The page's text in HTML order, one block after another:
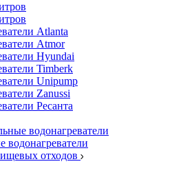
Atlanta
Atmor
Hyundai
Timberk
Unipump
Zanussi
Ресанта
водонагреватели
водонагреватели
отходов